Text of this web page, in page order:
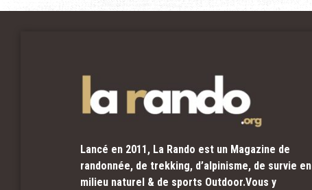
Lancé en 2011, La Rando est un Magazine de
randonnée, de trekking, d’alpinisme, de survie en
milieu naturel & de sports Outdoor.Vous y